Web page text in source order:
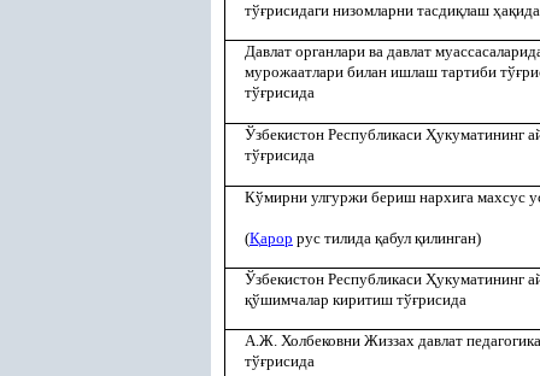
тўғрисидаги низомларни тасдиқлаш ҳақида
Давлат органлари ва давлат
мурожаатлари билан ишлаш тартиби тўғ
тўғрисида
Ўзбекистон Республикаси Ҳукуматининг
тўғрисида
Кўмирни улгуржи бериш нархига махсус
(Қарор рус тилида қабул қилинган)
Ўзбекистон Республикаси Ҳукуматининг
қўшимчалар киритиш тўғрисида
А.Ж. Холбековни Жиззах давлат
тўғрисида